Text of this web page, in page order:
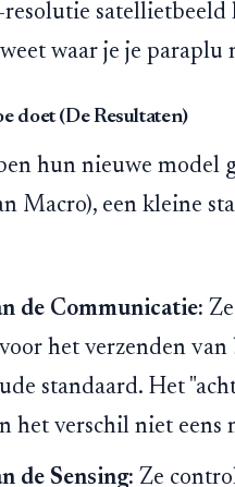
resolutie
waar je je paraplu
doet (De Resultaten)
hun nieuwe model
Macro), een kleine
de Communicatie:
het verzenden
standaard. Het
het verschil niet eens
de Sensing: Ze